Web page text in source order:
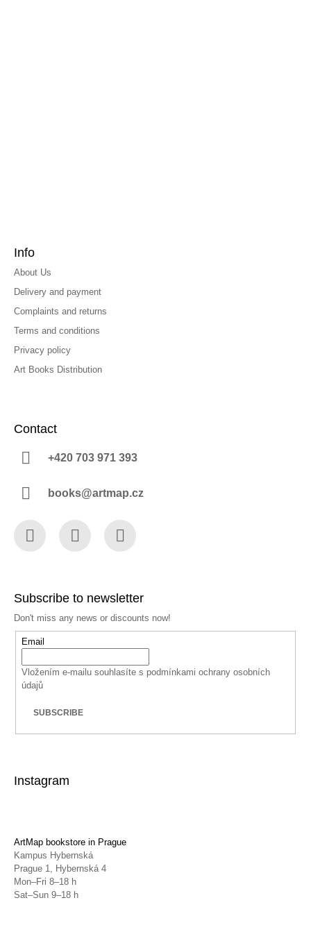
Info
About Us
Delivery and payment
Complaints and returns
Terms and conditions
Privacy policy
Art Books Distribution
Contact
+420 703 971 393
books@artmap.cz
Subscribe to newsletter
Don't miss any news or discounts now!
Email
Vložením e-mailu souhlasíte s podmínkami ochrany osobních
údajů
SUBSCRIBE
Instagram
ArtMap bookstore in Prague
Kampus Hybernská
Prague 1, Hybernská 4
Mon–Fri 8–18 h
Sat–Sun 9–18 h